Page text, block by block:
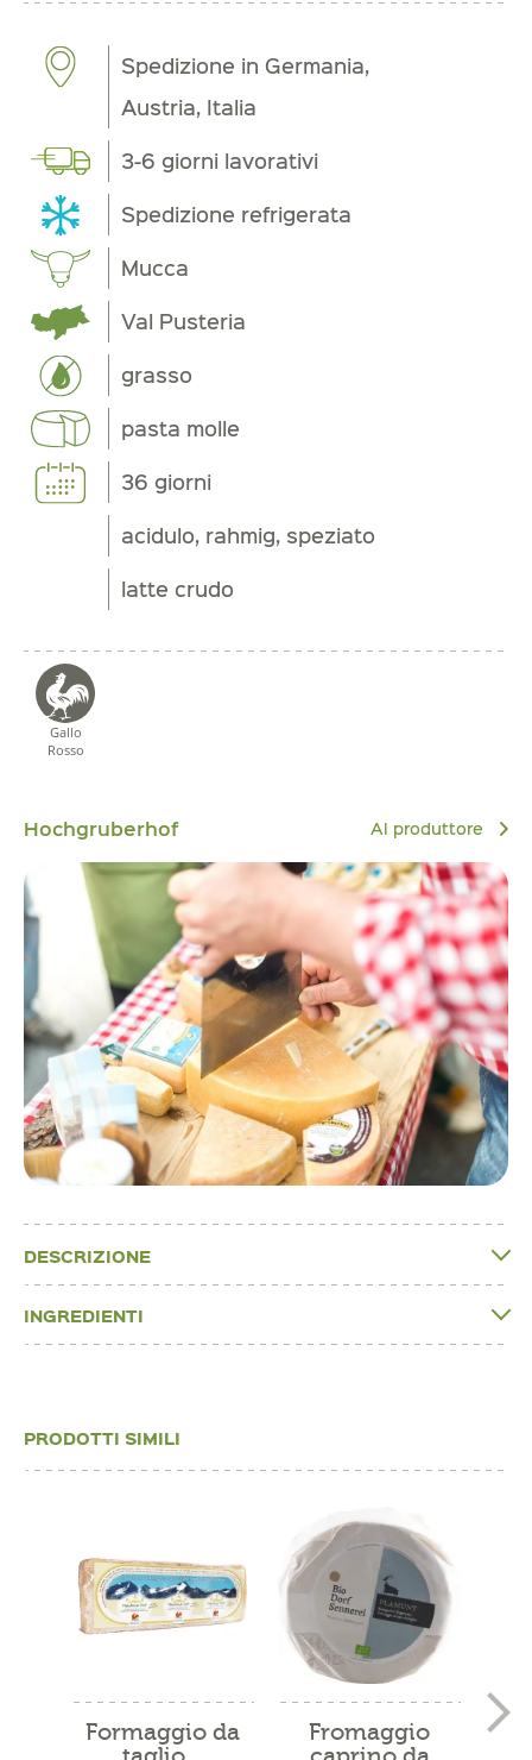
Spedizione in Germania,
Austria, Italia
3-6 giorni lavorativi
Spedizione refrigerata
Mucca
Val Pusteria
grasso
pasta molle
36 giorni
acidulo, rahmig, speziato
latte crudo
Gallo
Rosso
Hochgruberhof Al produttore
DESCRIZIONE
INGREDIENTI
PRODOTTI SIMILI
Formaggio da
Fromaggio